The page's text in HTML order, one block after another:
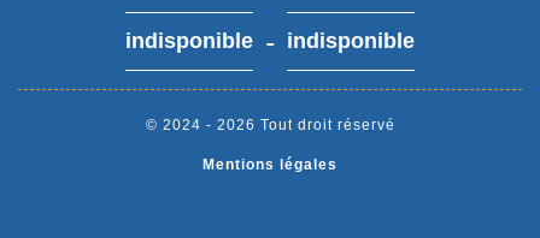
indisponible - indisponible
© 2024 - 2026 Tout droit réservé
Mentions légales